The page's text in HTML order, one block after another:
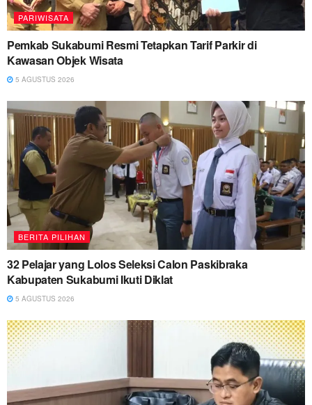
PARIWISATA
Pemkab Sukabumi Resmi Tetapkan Tarif Parkir di
Kawasan Objek Wisata
5 AGUSTUS 2026
BERITA PILIHAN
32 Pelajar yang Lolos Seleksi Calon Paskibraka
Kabupaten Sukabumi Ikuti Diklat
5 AGUSTUS 2026